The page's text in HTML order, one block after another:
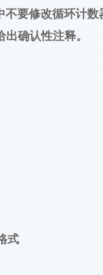
不要修改循环计数
确认性注释。
式